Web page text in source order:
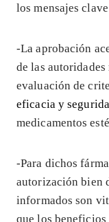
los mensajes
-La aprobación
de las
evaluación de
eficacia y
medicamentos
-Para dichos
autorización bien
informados son
que los beneficios